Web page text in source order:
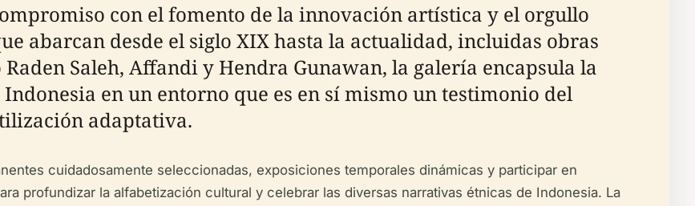
con el fomento de la innovación artística y el orgullo
abarcan desde el siglo XIX hasta la actualidad, incluidas obras
Saleh, Affandi y Hendra Gunawan, la galería encapsula la
en un entorno que es en sí mismo un testimonio del
adaptativa.
cuidadosamente seleccionadas, exposiciones temporales dinámicas y participar en
profundizar la alfabetización cultural y celebrar las diversas narrativas étnicas de Indonesia. La